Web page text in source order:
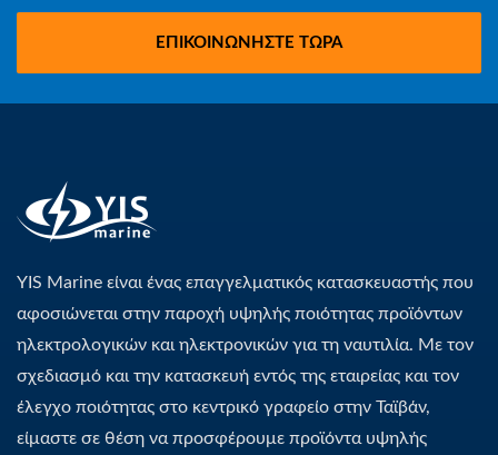
ΕΠΙΚΟΙΝΩΝΉΣΤΕ ΤΏΡΑ
YIS Marine είναι ένας επαγγελματικός κατασκευαστής που
αφοσιώνεται στην παροχή υψηλής ποιότητας προϊόντων
ηλεκτρολογικών και ηλεκτρονικών για τη ναυτιλία. Με τον
σχεδιασμό και την κατασκευή εντός της εταιρείας και τον
έλεγχο ποιότητας στο κεντρικό γραφείο στην Ταϊβάν,
είμαστε σε θέση να προσφέρουμε προϊόντα υψηλής